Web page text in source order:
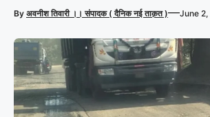
By अवनीश तिवारी ।। संपादक ( दैनिक नई ताक़त )—June